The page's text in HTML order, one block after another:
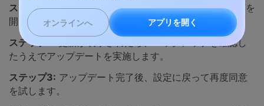
オンラインへ アプリを開く
ステップ1:設定アプリでソフトウェアアップデート画面を
開きます。
ステップ2:
更新が表示されたら、バックアップを確認し
たうえでアップデートを実施します。
ステップ3: アップデート完了後、設定に戻って再度同意
を試します。